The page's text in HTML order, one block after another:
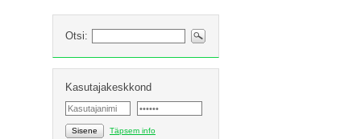
Otsi:
Kasutajakeskkond
Sisene Täpsem info